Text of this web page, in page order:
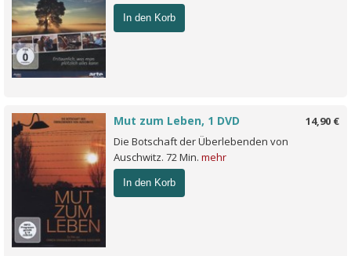
In den Korb
14,90 €
Mut zum Leben, 1 DVD
Die Botschaft der Überlebenden von
Auschwitz. 72 Min. mehr
In den Korb